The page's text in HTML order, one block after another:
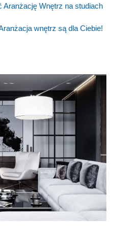
Aranżację Wnętrz na studiach
wnętrz są dla Ciebie!